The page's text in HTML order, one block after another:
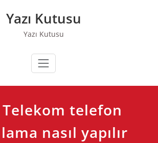
Yazı Kutusu
Yazı Kutusu
telefon
nasıl yapılır